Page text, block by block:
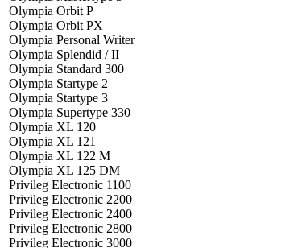
Olympia Orbit P
Olympia Orbit PX
Olympia Personal Writer
Olympia Splendid / II
Olympia Standard 300
Olympia Startype 2
Olympia Startype 3
Olympia Supertype 330
Olympia XL 120
Olympia XL 121
Olympia XL 122 M
Olympia XL 125 DM
Privileg Electronic 1100
Privileg Electronic 2200
Privileg Electronic 2400
Privileg Electronic 2800
Privileg Electronic 3000